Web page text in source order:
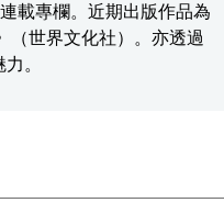
載專欄。近期出版作品為
（世界文化社）。亦透過
。